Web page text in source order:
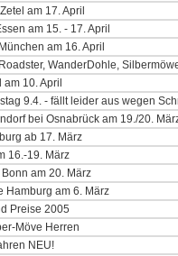
am 17. April
am 15. - 17. April
am 16. April
WanderDohle,
10. April
9.4. - fällt leider aus wegen
bei Osnabrück am 19./20.
ab 17. März
16.-19. März
am 20. März
Hamburg am 6. März
Preise 2005
Möve Herren
NEU!